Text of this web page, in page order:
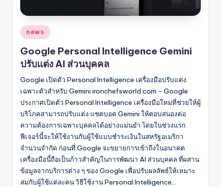
Posted
in
news
Google Personal Intelligence Gemini
ปรับแต่ง AI ส่วนบุคคล
Google เปิดตัว Personal Intelligence เครื่องมือปรับแต่ง
เฉพาะตัวสำหรับ Gemini ironchefsworld.com - Google
ประกาศเปิดตัว Personal Intelligence เครื่องมือใหม่ที่ช่วยให้ผู้
บริโภคสามารถปรับแต่ง แชตบอต Gemini ให้ตอบสนองต่อ
ความต้องการเฉพาะบุคคลได้อย่างแม่นยำ โดยในช่วงแรก
ฟีเจอร์นี้จะให้ใช้งานกับผู้ใช้แบบชำระเงินในสหรัฐอเมริกา
จำนวนจำกัด ก่อนที่ Google จะขยายการเข้าถึงในอนาคต
เครื่องมือนี้ถือเป็นก้าวสำคัญในการพัฒนา AI ส่วนบุคคล ที่ผสาน
ข้อมูลจากบริการต่าง ๆ ของ Google เพื่อปรับผลลัพธ์ให้เหมาะ
สมกับผู้ใช้แต่ละคน วิธีใช้งาน Personal Intelligence…